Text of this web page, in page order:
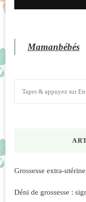
Mamanbébés
Grossesse extra-
Déni de grossesse :